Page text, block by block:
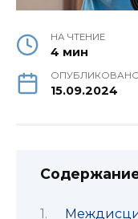
НА ЧТЕНИЕ
4 мин
15.09.2024